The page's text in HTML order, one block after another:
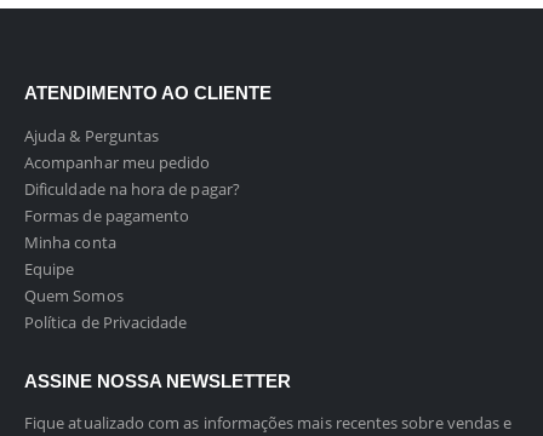
ATENDIMENTO AO CLIENTE
Ajuda & Perguntas
Acompanhar meu pedido
Dificuldade na hora de pagar?
Formas de pagamento
Minha conta
Equipe
Quem Somos
Política de Privacidade
ASSINE NOSSA NEWSLETTER
Fique atualizado com as informações mais recentes sobre vendas e